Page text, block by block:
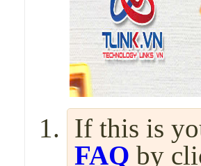
If this is
FAQ by